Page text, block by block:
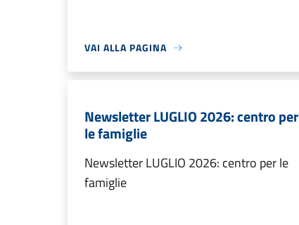
VAI ALLA PAGINA
Newsletter LUGLIO 2026: centro per
le famiglie
Newsletter LUGLIO 2026: centro per le
famiglie